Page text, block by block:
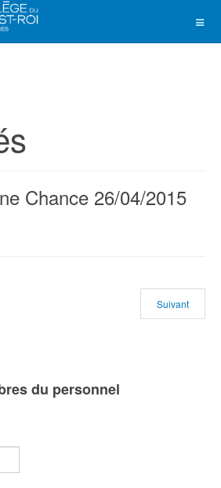
Chance 26/04/2015
Suivant
du personnel